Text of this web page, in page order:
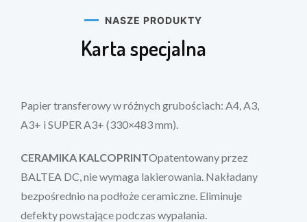
NASZE PRODUKTY
Karta specjalna
Papier transferowy w różnych grubościach: A4, A3,
A3+ i SUPER A3+ (330×483 mm).
CERAMIKA KALCOPRINTOpatentowany przez
BALTEA DC, nie wymaga lakierowania. Nakładany
bezpośrednio na podłoże ceramiczne. Eliminuje
defekty powstające podczas wypalania.